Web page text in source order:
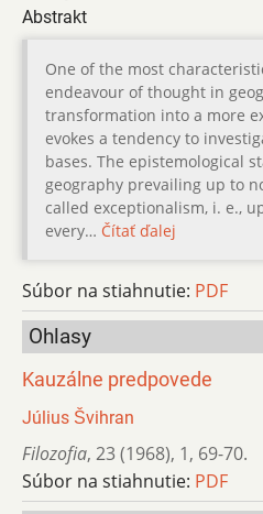
Abstrakt
One of the most
endeavour of thought in
transformation into a more
evokes a tendency to
bases. The epistemological
geography prevailing up to
called exceptionalism, i. e.,
every… Čítať ďalej
Súbor na stiahnutie: PDF
Ohlasy
Kauzálne predpovede
Július Švihran
Filozofia, 23 (1968), 1, 69-70.
Súbor na stiahnutie: PDF